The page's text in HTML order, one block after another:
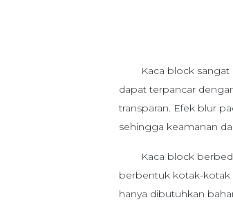
Kaca block
dapat terpancar
transparan. Efek blur
sehingga keamanan
Kaca block
berbentuk kotak-kotak
hanya dibutuhkan